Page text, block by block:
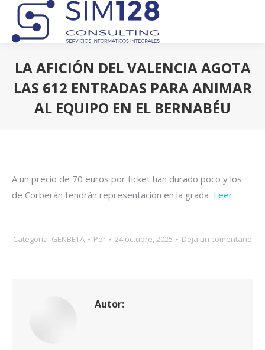
LA AFICIÓN DEL VALENCIA AGOTA
LAS 612 ENTRADAS PARA ANIMAR
AL EQUIPO EN EL BERNABÉU
A un precio de 70 euros por ticket han durado poco y los
de Corberán tendrán representación en la grada Leer
Categoría: GENBETA Por 24 octubre, 2025 Deja un comentario
Autor: